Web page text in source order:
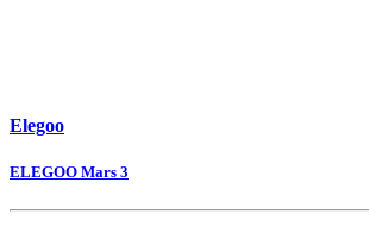
Elegoo
ELEGOO Mars 3